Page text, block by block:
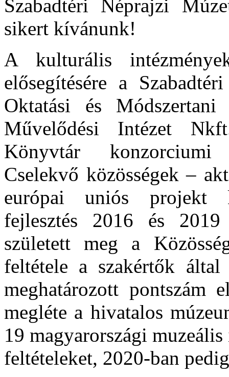
Szabadtéri Néprajzi
sikert kívánunk!
A kulturális
elősegítésére a
Oktatási és
Művelődési Intézet
Könyvtár konzorciumi
Cselekvő közösségek –
európai uniós projekt
fejlesztés 2016 és
született meg a
feltétele a szakértők által
meghatározott pontszám
megléte a hivatalos
19 magyarországi
feltételeket, 2020-ban